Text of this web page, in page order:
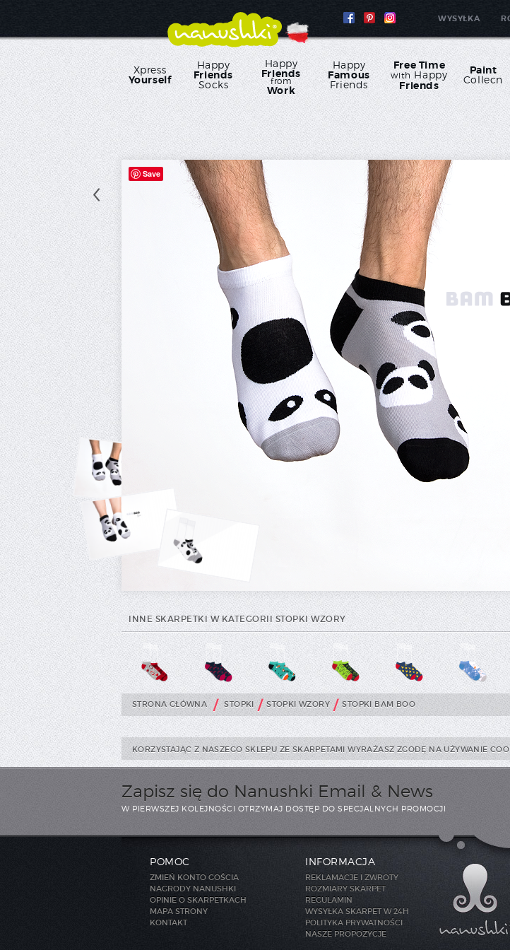
WYSYŁKA
Xpress
Yourself
Happy
Friends
Socks
Happy
Friends
from
Work
Happy
Famous
Friends
Free Time
withHappy
Friends
Paint
Collecn
Save
INNE SKARPETKI W KATEGORII STOPKI WZORY
STRONA GŁÓWNA / STOPKI / STOPKI WZORY / STOPKI BAM BOO
KORZYSTAJĄC Z NASZEGO SKLEPU ZE SKARPETAMI WYRAŻASZ ZGODĘ NA UŻYWANIE
Zapisz się do Nanushki Email & News
W PIERWSZEJ KOLEJNOŚCI OTRZYMAJ DOSTĘP DO SPECJALNYCH PROMOCJI
POMOC
ZMIEŃ KONTO GOŚCIA
NAGRODY NANUSHKI
OPINIE O SKARPETKACH
MAPA STRONY
KONTAKT
INFORMACJA
REKLAMACJE I ZWROTY
ROZMIARY SKARPET
REGULAMIN
WYSYŁKA SKARPET W 24H
POLITYKA PRYWATNOŚCI
NASZE PROPOZYCJE